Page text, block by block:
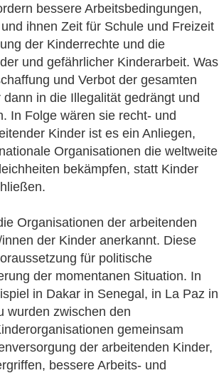
bessere Arbeitsbedingungen,
ihnen Zeit für Schule und Freizeit
der Kinderrechte und die
und gefährlicher Kinderarbeit. Was
und Verbot der gesamten
in die Illegalität gedrängt und
In Folge wären sie recht- und
Kinder ist es ein Anliegen,
Organisationen die weltweite
bekämpfen, statt Kinder
Organisationen der arbeitenden
der Kinder anerkannt. Diese
für politische
der momentanen Situation. In
in Dakar in Senegal, in La Paz in
wurden zwischen den
gemeinsam
der arbeitenden Kinder,
bessere Arbeits- und